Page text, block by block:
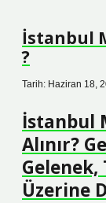
İstanbul
?
Tarih: Haziran 18,
İstanbul
Alınır?
Üzerine